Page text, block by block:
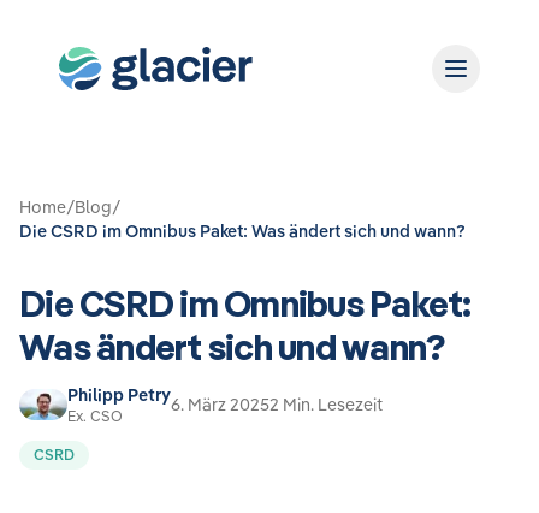
Home/Blog/
Die CSRD im Omnibus Paket: Was ändert sich und wann?
Die CSRD im Omnibus Paket:
Was ändert sich und wann?
Philipp Petry
Ex. CSO
6. März 20252 Min. Lesezeit
CSRD